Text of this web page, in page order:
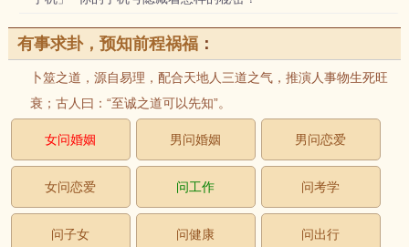
有事求卦，预知前程祸福：
卜筮之道，源自易理，配合天地人三道之气，推演人事物生死旺
衰；古人曰：“至诚之道可以先知”。
女问婚姻 男问婚姻 男问恋爱
女问恋爱 问工作 问考学
问子女 问健康 问出行